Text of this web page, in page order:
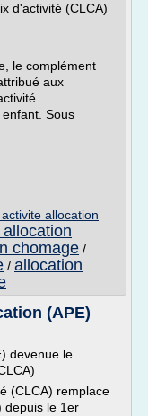
d'activité (CLCA)
le complément
aux
Sous
allocation
chomage /
/ allocation
(APE)
devenue le
(CLCA) remplace
depuis le 1er